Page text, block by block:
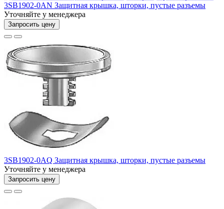
3SB1902-0AN Защитная крышка, шторки, пустые разъемы
Уточняйте у менеджера
Запросить цену
3SB1902-0AQ Защитная крышка, шторки, пустые разъемы
Уточняйте у менеджера
Запросить цену